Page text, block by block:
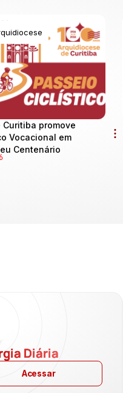
promove
Vocacional em
Centenário
Diária
Acessar